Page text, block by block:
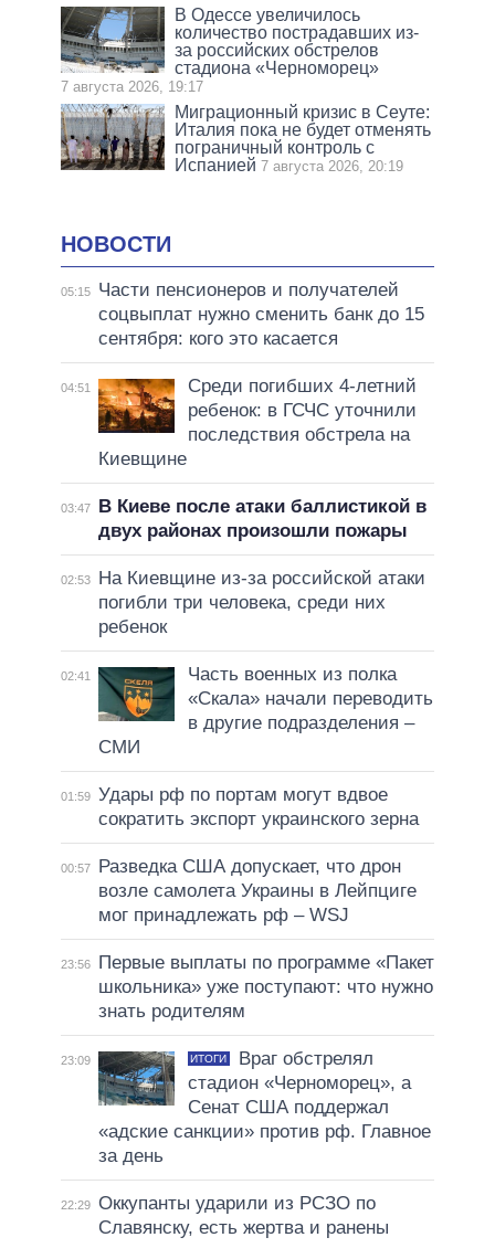
В Одессе увеличилось
количество пострадавших из-
за российских обстрелов
стадиона «Черноморец»
7 августа 2026, 19:17
Миграционный кризис в Сеуте:
Италия пока не будет отменять
пограничный контроль с
Испанией 7 августа 2026, 20:19
НОВОСТИ
05:15
Части пенсионеров и получателей
соцвыплат нужно сменить банк до 15
сентября: кого это касается
04:51
Среди погибших 4-летний
ребенок: в ГСЧС уточнили
последствия обстрела на
Киевщине
03:47
В Киеве после атаки баллистикой в
двух районах произошли пожары
02:53
На Киевщине из-за российской атаки
погибли три человека, среди них
ребенок
02:41
Часть военных из полка
«Скала» начали переводить
в другие подразделения –
СМИ
01:59 Удары рф по портам могут вдвое
сократить экспорт украинского зерна
00:57
Разведка США допускает, что дрон
возле самолета Украины в Лейпциге
мог принадлежать рф – WSJ
23:56
Первые выплаты по программе «Пакет
школьника» уже поступают: что нужно
знать родителям
23:09 ИТОГИ
Враг обстрелял
стадион «Черноморец», а
Сенат США поддержал
«адские санкции» против рф. Главное
за день
22:29 Оккупанты ударили из РСЗО по
Славянску, есть жертва и ранены